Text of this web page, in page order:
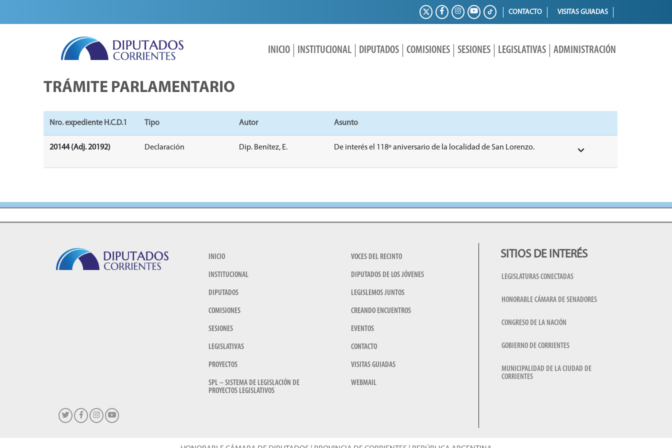
CONTACTO VISITAS GUIADAS
INICIO INSTITUCIONAL DIPUTADOS COMISIONES SESIONES LEGISLATIVAS ADMINISTRACIÓN
TRÁMITE PARLAMENTARIO
Nro. expediente H.C.D.1 Tipo Autor Asunto
20144 (Adj. 20192) Declaración Dip. Benítez, E. De interés el 118º aniversario de la localidad de San Lorenzo.
INICIO
INSTITUCIONAL
DIPUTADOS
COMISIONES
SESIONES
LEGISLATIVAS
PROYECTOS
SPL – SISTEMA DE LEGISLACIÓN DE
PROYECTOS LEGISLATIVOS
VOCES DEL RECINTO
DIPUTADOS DE LOS JÓVENES
LEGISLEMOS JUNTOS
CREANDO ENCUENTROS
EVENTOS
CONTACTO
VISITAS GUIADAS
WEBMAIL
SITIOS DE INTERÉS
LEGISLATURAS CONECTADAS
HONORABLE CÁMARA DE SENADORES
CONGRESO DE LA NACIÓN
GOBIERNO DE CORRIENTES
MUNICIPALIDAD DE LA CIUDAD DE
CORRIENTES